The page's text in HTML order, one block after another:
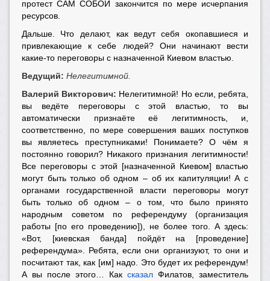
протест САМ СОБОЙ закончится по мере исчерпания
ресурсов.
Дальше. Что делают, как ведут себя окопавшиеся и
привлекающие к себе людей? Они начинают вести
какие-то переговоры с назначенной Киевом властью.
Ведущий: Нелегитимной.
Валерий Викторович: Нелегитимной! Но если, ребята,
вы ведёте переговоры с этой властью, то вы
автоматически признаёте её легитимность, и,
соответственно, по мере совершения ваших поступков
вы являетесь преступниками! Понимаете? О чём я
постоянно говорил? Никакого признания легитимности!
Все переговоры с этой [назначенной Киевом] властью
могут быть только об одном – об их капитуляции! А с
органами государственной власти переговоры могут
быть только об одном – о том, что было принято
народным советом по референдуму (организация
работы [по его проведению]), не более того. А здесь:
«Вот, [киевская банда] пойдёт на [проведение]
референдума». Ребята, если они организуют, то они и
посчитают так, как [им] надо. Это будет их референдум!
А вы после этого… Как сказал Филатов, заместитель